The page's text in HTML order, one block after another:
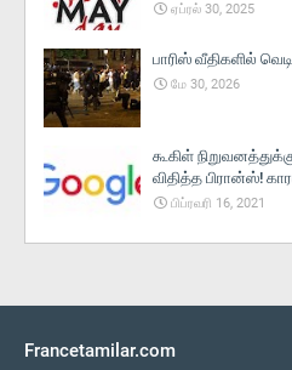
ஏப்ரல் 30, 2025
பாரிஸ் வீதிகளில்
மே 30, 2026
கூகிள்
விதித்த பிரான்ஸ்!
பிப்ரவரி 16, 2021
Francetamilar.com